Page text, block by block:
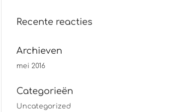
Recente reacties
Archieven
mei 2016
Categorieën
Uncategorized